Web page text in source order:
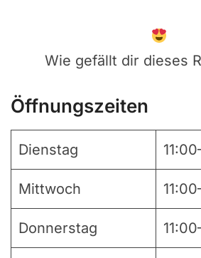
Wie gefällt dir dieses
Öffnungszeiten
Dienstag
Mittwoch
Donnerstag